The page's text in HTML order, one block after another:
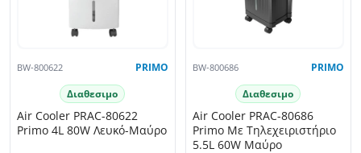
BW-800622 PRIMO
Διαθεσιμο
Air Cooler PRAC-80622
Primo 4L 80W Λευκό-Μαύρο
BW-800686 PRIMO
Διαθεσιμο
Air Cooler PRAC-80686
Primo Με Τηλεχειριστήριο
5.5L 60W Μαύρο